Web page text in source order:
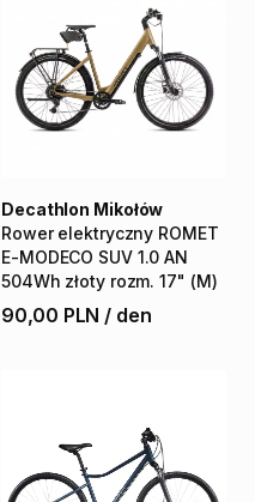
Rower elektryczny ROMET
E-MODECO SUV 1.0 AN
504Wh złoty rozm. 17" (M)
Decathlon Mikołów
90,00 PLN / den